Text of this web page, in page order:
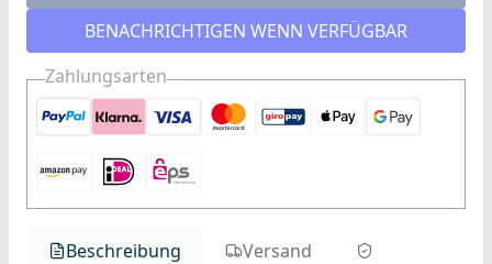
BENACHRICHTIGEN WENN VERFÜGBAR
Zahlungsarten
Beschreibung
Versand